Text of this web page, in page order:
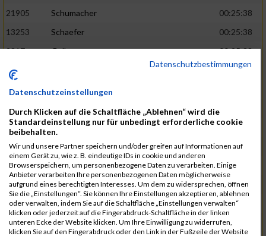
21905
Schumacher
00:25:38
13253
Schaefer
00:25:38
2317
Golbar
00:25:38
5561
00:25:38
12006
Laudien
9273
Nicotra
7717
Lades
00:25:38
15581
Adamczak
00:25:38
3162
Heilig
00:25:39
3107
Schork
00:25:40
5888
Regneri
00:25:41
8971
Bien 00:25:42
Datenschutzbestimmungen
Datenschutzeinstellungen
Durch Klicken auf die Schaltfläche „Ablehnen“ wird die
Standardeinstellung nur für unbedingt erforderliche cookie
beibehalten.
Wir und unsere Partner speichern und/oder greifen auf Informationen auf
einem Gerät zu, wie z. B. eindeutige IDs in cookie und anderen
Browserspeichern, um personenbezogene Daten zu verarbeiten. Einige
Anbieter verarbeiten Ihre personenbezogenen Daten möglicherweise
aufgrund eines berechtigten Interesses. Um dem zu widersprechen, öffnen
Sie die „Einstellungen“. Sie können Ihre Einstellungen akzeptieren, ablehnen
oder verwalten, indem Sie auf die Schaltfläche „Einstellungen verwalten“
klicken oder jederzeit auf die Fingerabdruck-Schaltfläche in der linken
unteren Ecke der Website klicken. Um Ihre Einwilligung zu widerrufen,
klicken Sie auf den Fingerabdruck oder den Link in der Fußzeile der Website